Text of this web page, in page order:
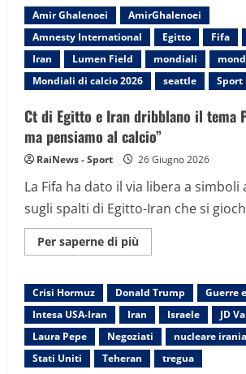
a
Hormuz,
Trump
cancella
il
pedaggio
del
20%
lancia
raid
sull’Iran
Amir Ghalenoei
AmirGhalenoei
Amnesty International
Egitto Fifa
Iran
Lumen Field mondiali
Mondiali di calcio 2026
seattle Sport
Ct di Egitto e Iran dribblano il tema
ma pensiamo al calcio”
RaiNews - Sport 26 Giugno 2026
La Fifa ha dato il via libera a simboli
sugli spalti di Egitto-Iran che si
Per saperne di più
informazioni
di
Egitto
e
Iran
dribblano
il
tema
Pride:
Crisi Hormuz Donald Trump
Guerre
Intesa USA-Iran
Iran Israele
JD
Laura Pepe
Negoziati
nucleare
Stati Uniti
Teheran tregua